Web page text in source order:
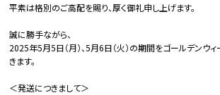
SDGs
平素は格別のご高配を賜り、厚く御礼申し上げます。
誠に勝手ながら、
2025年5月5日（月）、5月6日（火）の期間をゴールデンウ
きます。
＜発送につきまして＞